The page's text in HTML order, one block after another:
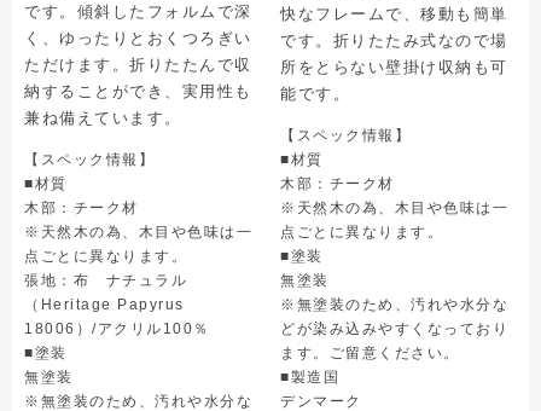
です。傾斜したフォルムで深
く、ゆったりとおくつろぎい
ただけます。折りたたんで収
納することができ、実用性も
兼ね備えています。
【スペック情報】
■材質
木部：チーク材
※天然木の為、木目や色味は一
点ごとに異なります。
張地：布 ナチュラル
（Heritage Papyrus
18006）/アクリル100％
■塗装
無塗装
※無塗装のため、汚れや水分な
快なフレームで、移動も簡単
です。折りたたみ式なので場
所をとらない壁掛け収納も可
能です。
【スペック情報】
■材質
木部：チーク材
※天然木の為、木目や色味は一
点ごとに異なります。
■塗装
無塗装
※無塗装のため、汚れや水分な
どが染み込みやすくなっており
ます。ご留意ください。
■製造国
デンマーク